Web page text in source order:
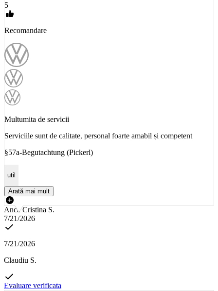
5
Recomandare
Multumita de servicii
Serviciile sunt de calitate, personal foarte amabil și competent
§57a-Begutachtung (Pickerl)
util
Arată mai mult
Anca Cristina S.
7/21/2026
7/21/2026
Claudiu S.
Evaluare verificata